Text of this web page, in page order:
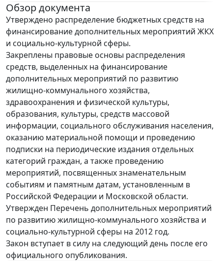
Обзор документа
Утверждено распределение бюджетных средств на
финансирование дополнительных мероприятий ЖКХ
и социально-культурной сферы.
Закреплены правовые основы распределения
средств, выделенных на финансирование
дополнительных мероприятий по развитию
жилищно-коммунального хозяйства,
здравоохранения и физической культуры,
образования, культуры, средств массовой
информации, социального обслуживания населения,
оказанию материальной помощи и проведению
подписки на периодические издания отдельных
категорий граждан, а также проведению
мероприятий, посвященных знаменательным
событиям и памятным датам, установленным в
Российской Федерации и Московской области.
Утвержден Перечень дополнительных мероприятий
по развитию жилищно-коммунального хозяйства и
социально-культурной сферы на 2012 год.
Закон вступает в силу на следующий день после его
официального опубликования.